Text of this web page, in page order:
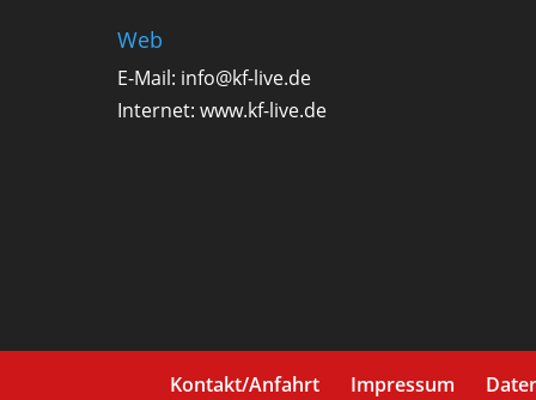
Web
E-Mail: info@kf-live.de
Internet: www.kf-live.de
Kontakt/Anfahrt Impressum